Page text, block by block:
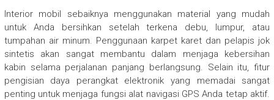
Interior mobil sebaiknya menggunakan material yang mudah
untuk Anda bersihkan setelah terkena debu, lumpur, atau
tumpahan air minum. Penggunaan karpet karet dan pelapis jok
sintetis akan sangat membantu dalam menjaga kebersihan
kabin selama perjalanan panjang berlangsung. Selain itu, fitur
pengisian daya perangkat elektronik yang memadai sangat
penting untuk menjaga fungsi alat navigasi GPS Anda tetap aktif.